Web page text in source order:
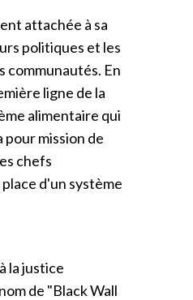
attachée à sa
politiques et les
communautés. En
ligne de la
alimentaire qui
pour mission de
chefs
d'un système
la justice
de "Black Wall